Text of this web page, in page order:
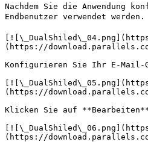
Nachdem Sie die Anwendung
Endbenutzer verwendet
(https://
Konfigurieren Sie Ihr E-Mail-
(https://
Klicken Sie auf
(https://